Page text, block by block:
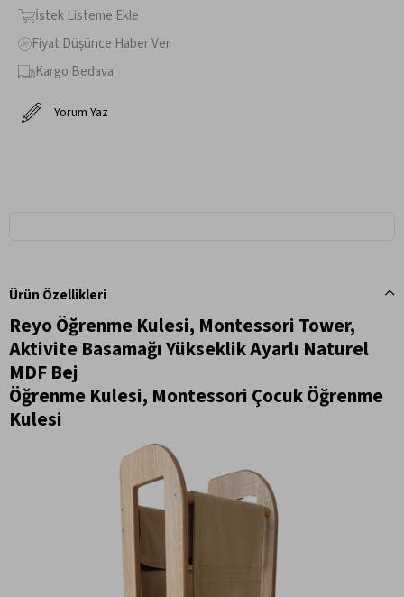
İstek Listeme Ekle
Fiyat Düşünce Haber Ver
Kargo Bedava
Yorum Yaz
Ürün Özellikleri
Reyo Öğrenme Kulesi, Montessori Tower,
Aktivite Basamağı Yükseklik Ayarlı Naturel
MDF Bej
Öğrenme Kulesi, Montessori Çocuk Öğrenme
Kulesi